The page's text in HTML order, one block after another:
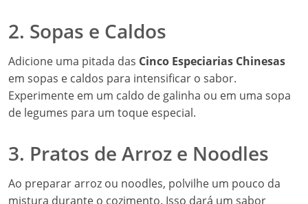
3. Pratos de Arroz e Noodles
Ao preparar arroz ou noodles, polvilhe um pouco da
mistura durante o cozimento. Isso dará um sabor
profundo e aromático ao prato.
4. Vegetais Salteados
Ao saltear vegetais, adicione asCinco Especiarias
Chinesaspara realçar o sabor e trazer uma nova